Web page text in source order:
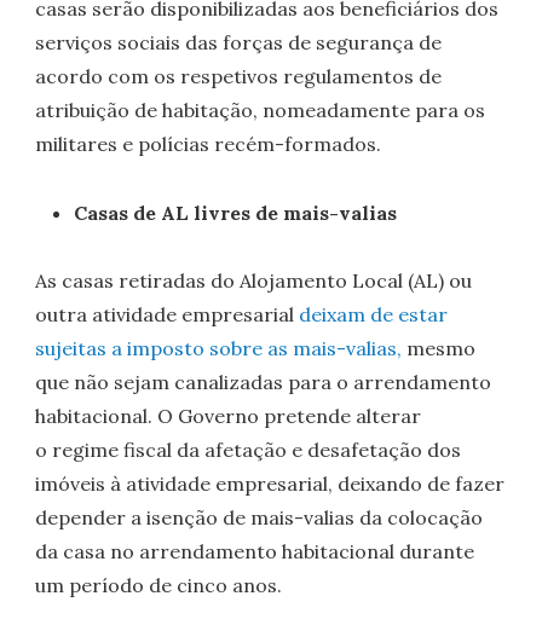
casas serão disponibilizadas aos beneficiários dos
serviços sociais das forças de segurança de
acordo com os respetivos regulamentos de
atribuição de habitação, nomeadamente para os
militares e polícias recém-formados.
Casas de AL livres de mais-valias
As casas retiradas do Alojamento Local (AL) ou
outra atividade empresarial deixam de estar
sujeitas a imposto sobre as mais-valias, mesmo
que não sejam canalizadas para o arrendamento
habitacional. O Governo pretende alterar
o regime fiscal da afetação e desafetação dos
imóveis à atividade empresarial, deixando de fazer
depender a isenção de mais-valias da colocação
da casa no arrendamento habitacional durante
um período de cinco anos.